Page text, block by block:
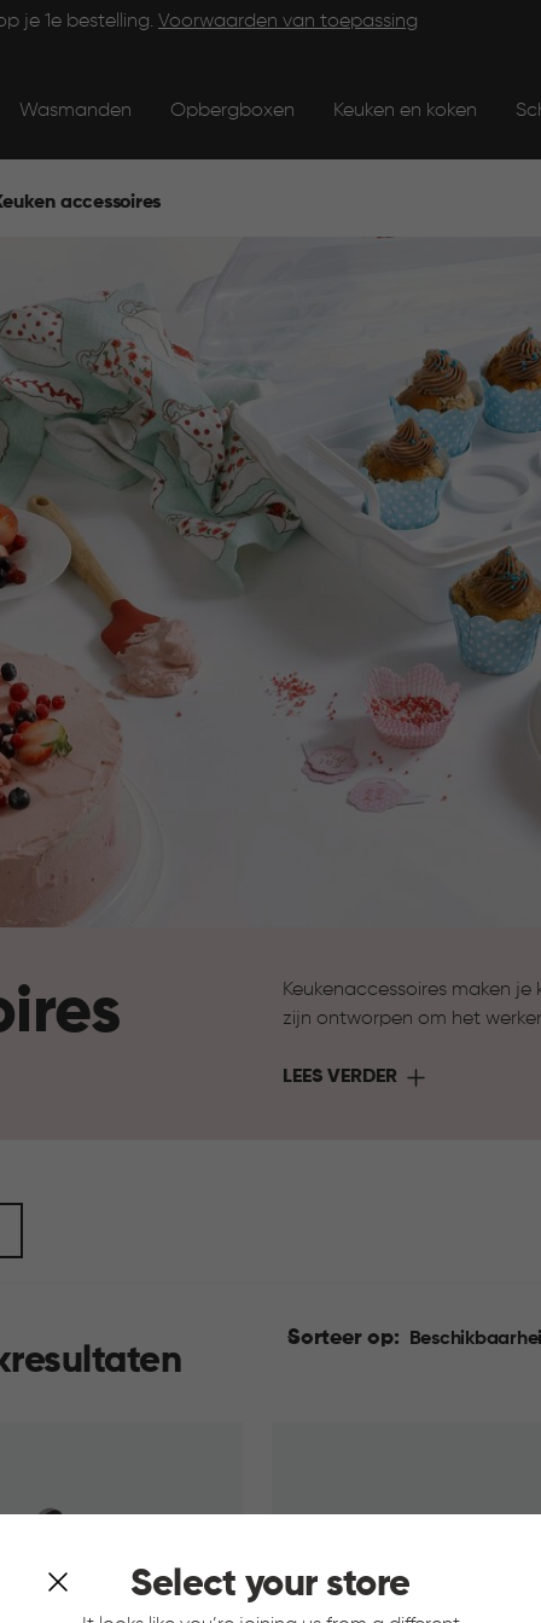
Select your store
je 1e bestelling. Voorwaarden van toepassing
Wasmanden Opbergboxen Keuken en koken
accessoires
Keukenaccessoires maken
zijn ontworpen om het
nodig hebt om jouw keuken
LEES VERDER
Sorteer op: